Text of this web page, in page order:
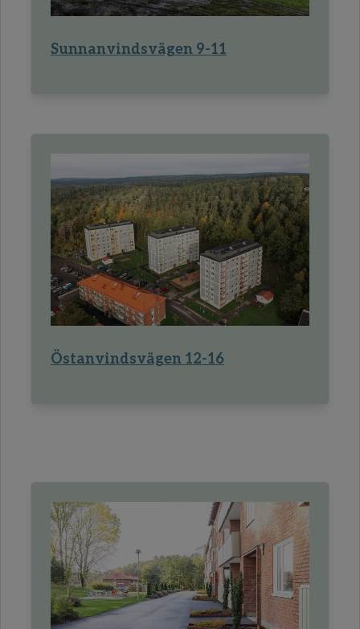
Sunnanvindsvägen 9-11
Östanvindsvägen 12-16